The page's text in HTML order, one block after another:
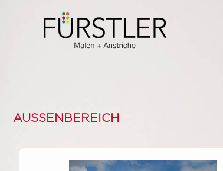
INNENBEREICH
AUSSENBEREICH